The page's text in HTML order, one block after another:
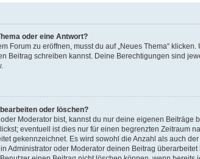
oder eine Antwort?
Forum zu eröffnen, musst du auf „Neues Thema“
Beitrag schreiben kannst. Deine Berechtigungen sind
oder löschen?
Moderator bist, kannst du nur deine eigenen
eventuell ist dies nur für einen begrenzten Zeitraum
gekennzeichnet. Es wird sowohl die Anzahl als auch
Administrator oder Moderator deinen Beitrag